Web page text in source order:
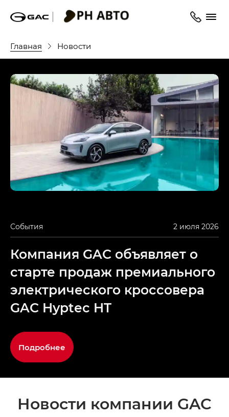
Главная Новости
События 2 июля 2026
Компания GAC объявляет о
старте продаж премиального
электрического кроссовера
GAC Hyptec HT
Подробнее
Новости компании GAC